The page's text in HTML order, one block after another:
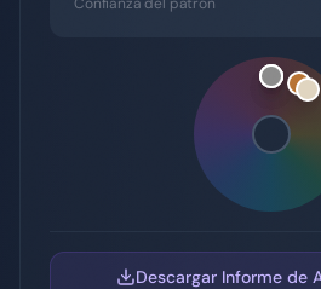
Descargar Informe de